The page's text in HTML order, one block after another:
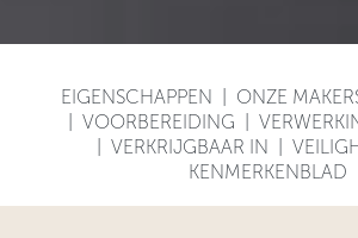
EIGENSCHAPPEN ONZE
VOORBEREIDING
VERKRIJGBAAR IN
KENMERKENBLAD